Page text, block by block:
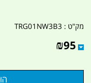
מק"ט : TRG01NW3B3
₪95